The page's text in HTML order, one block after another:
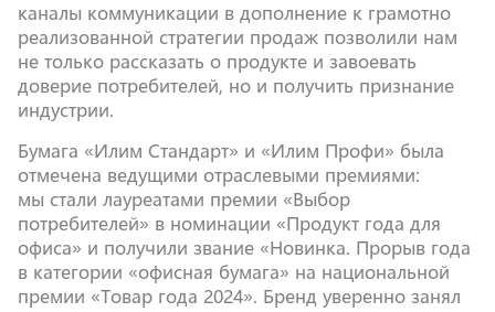
каналы коммуникации в дополнение к грамотно
реализованной стратегии продаж позволили нам
не только рассказать о продукте и завоевать
доверие потребителей, но и получить признание
индустрии.
Бумага «Илим Стандарт» и «Илим Профи» была
отмечена ведущими отраслевыми премиями:
мы стали лауреатами премии «Выбор
потребителей» в номинации «Продукт года для
офиса» и получили звание «Новинка. Прорыв года
в категории «офисная бумага» на национальной
премии «Товар года 2024». Бренд уверенно занял